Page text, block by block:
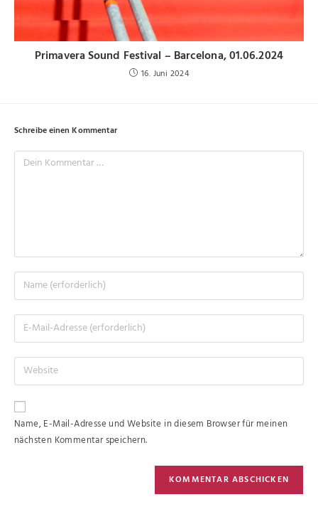
Primavera Sound Festival – Barcelona, 01.06.2024
16. Juni 2024
Schreibe einen Kommentar
Name, E-Mail-Adresse und Website in diesem Browser für meinen
nächsten Kommentar speichern.